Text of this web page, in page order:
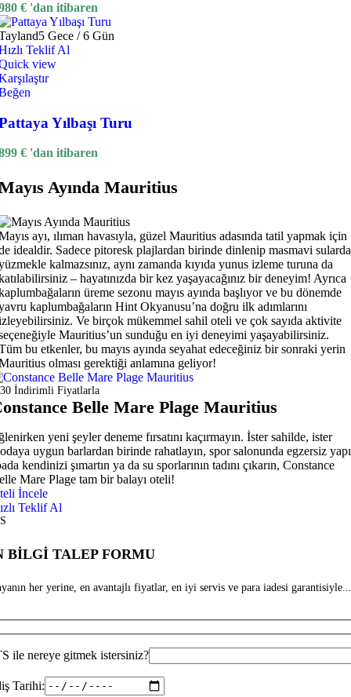
€ 'dan itibaren
5 Gece / 6 Gün
Teklif Al
view
Yılbaşı Turu
€ 'dan itibaren
Ayında Mauritius
ayı, ılıman havasıyla, güzel Mauritius adasında tatil yapmak için
idealdir. Sadece pitoresk plajlardan birinde dinlenip masmavi sularda
kalmazsınız, aynı zamanda kıyıda yunus izleme turuna da
– hayatınızda bir kez yaşayacağınız bir deneyim! Ayrıca
üreme sezonu mayıs ayında başlıyor ve bu dönemde
kaplumbağaların Hint Okyanusu’na doğru ilk adımlarını
Ve birçok mükemmel sahil oteli ve çok sayıda aktivite
Mauritius’un sunduğu en iyi deneyimi yaşayabilirsiniz.
bu etkenler, bu mayıs ayında seyahat edeceğiniz bir sonraki yerin
olması gerektiği anlamına geliyor!
İndirimli Fiyatlarla
Belle Mare Plage Mauritius
yeni şeyler deneme fırsatını kaçırmayın. İster sahilde, ister
uygun barlardan birinde rahatlayın, spor salonunda egzersiz
kendinizi şımartın ya da su sporlarının tadını çıkarın, Constance
Mare Plage tam bir balayı oteli!
İncele
Teklif Al
BİLGİ TALEP FORMU
her yerine, en avantajlı fiyatlar, en iyi servis ve para iadesi
ile nereye gitmek istersiniz?
Tarihi: